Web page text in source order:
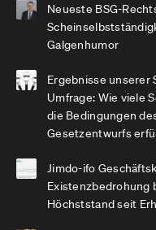
Neueste BSG-
Galgenhumor
Ergebnisse unserer
Umfrage: Wie viele
die Bedingungen
Gesetzentwurfs
Jimdo-ifo
Existenzbedrohung
Höchststand seit